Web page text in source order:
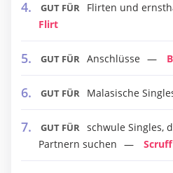
GUT FÜR
Flirten und
Flirt
GUT FÜR Anschlüsse
GUT FÜR Malasische
GUT FÜR schwule Singles,
Partnern suchen
Scruff